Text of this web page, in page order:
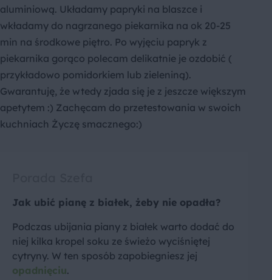
aluminiową. Układamy papryki na blaszce i
wkładamy do nagrzanego piekarnika na ok 20-25
min na środkowe piętro. Po wyjęciu papryk z
piekarnika gorąco polecam delikatnie je ozdobić (
przykładowo pomidorkiem lub zieleniną).
Gwarantuję, że wtedy zjada się je z jeszcze większym
apetytem :) Zachęcam do przetestowania w swoich
kuchniach Życzę smacznego:)
Jak ubić pianę z białek, żeby nie opadła?
Podczas ubijania piany z białek warto dodać do
niej kilka kropel soku ze świeżo wyciśniętej
cytryny. W ten sposób zapobiegniesz jej
opadnięciu.